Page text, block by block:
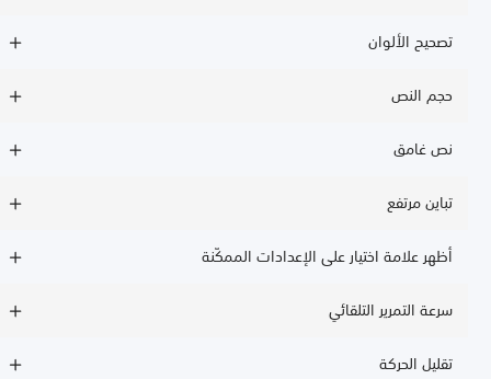
تصحيح الألوان
حجم النص
نص غامق
تباين مرتفع
أظهر علامة اختيار على الإعدادات الممكّنة
سرعة التمرير التلقائي
تقليل الحركة